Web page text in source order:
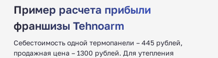
Пример расчета прибыли
франшизы Tehnoarm
Себестоимость одной термопанели – 445 рублей,
продажная цена – 1300 рублей. Для утепления